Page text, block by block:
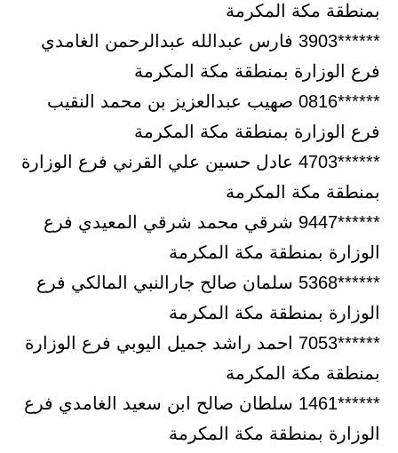
بمنطقة مكة المكرمة
******3903 فارس عبدالله عبدالرحمن الغامدي
فرع الوزارة بمنطقة مكة المكرمة
******0816 صهيب عبدالعزيز بن محمد النقيب
فرع الوزارة بمنطقة مكة المكرمة
******4703 عادل حسين علي القرني فرع الوزارة
بمنطقة مكة المكرمة
******9447 شرقي محمد شرقي المعيدي فرع
الوزارة بمنطقة مكة المكرمة
******5368 سلمان صالح جارالنبي المالكي فرع
الوزارة بمنطقة مكة المكرمة
******7053 احمد راشد جميل اليوبي فرع الوزارة
بمنطقة مكة المكرمة
******1461 سلطان صالح ابن سعيد الغامدي فرع
الوزارة بمنطقة مكة المكرمة